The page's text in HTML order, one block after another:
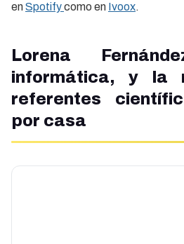
enSpotifycomo en Ivoox.
Lorena
informática, y la
referentes
por casa